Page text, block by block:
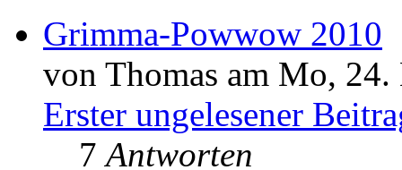
Grimma-Powwow 2010
von Thomas am Mo,
Erster ungelesener
7Antworten